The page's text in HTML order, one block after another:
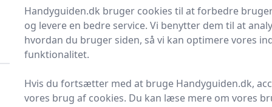
HandyGuiden
Søg nu
Søg nu
Forside
Renovering og Byggeri
Vandlåse og tilbehør
Sifon
Handyguiden.dk bruger cookies til at forbedre
og levere en bedre service. Vi benytter dem til at
hvordan du bruger siden, så vi kan optimere vores
funktionalitet.
Hvis du fortsætter med at bruge Handyguiden.dk,
vores brug af cookies. Du kan læse mere om vores